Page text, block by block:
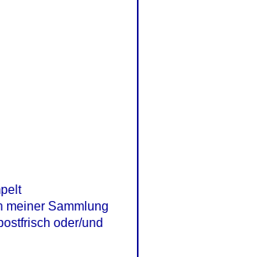
meiner Sammlung
oder/und